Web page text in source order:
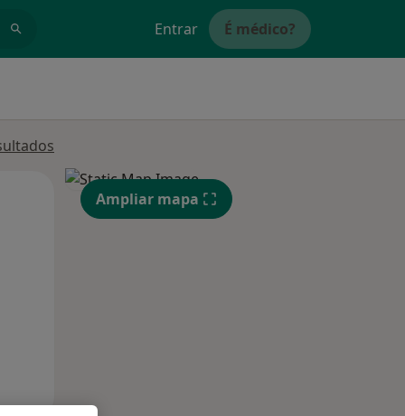
Entrar É médico?
Segunda-feira Ter, Qua
12 Ago
Ampliar mapa